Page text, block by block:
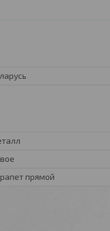
прямой